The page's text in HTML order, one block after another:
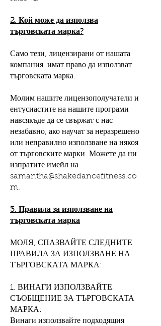
2. Кой може да използва
търговската марка?
Само тези, лицензирани от нашата
компания, имат право да използват
търговската марка.
Молим нашите лицензополучатели и
ентусиастите на нашите програми
навсякъде да се свържат с нас
незабавно, ако научат за неразрешено
или неправилно използване на някоя
от търговските марки. Можете да ни
изпратите имейл на
samantha@shakedancefitness.co
m.
3. Правила за използване на
търговската марка
МОЛЯ, СПАЗВАЙТЕ СЛЕДНИТЕ
ПРАВИЛА ЗА ИЗПОЛЗВАНЕ НА
ТЪРГОВСКАТА МАРКА:
1. ВИНАГИ ИЗПОЛЗВАЙТЕ
СЪОБЩЕНИЕ ЗА ТЪРГОВСКАТА
МАРКА:
Винаги използвайте подходящия